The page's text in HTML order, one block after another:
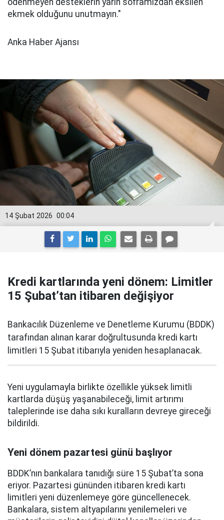
ödenmeyen desteklerin yarın soframızdan eksilen
ekmek olduğunu unutmayın."
Anka Haber Ajansı
00:04
14 Şubat 2026
Kredi kartlarında yeni dönem: Limitler
15 Şubat’tan itibaren değişiyor
Bankacılık Düzenleme ve Denetleme Kurumu (BDDK)
tarafından alınan karar doğrultusunda kredi kartı
limitleri 15 Şubat itibarıyla yeniden hesaplanacak.
Yeni uygulamayla birlikte özellikle yüksek limitli
kartlarda düşüş yaşanabileceği, limit artırımı
taleplerinde ise daha sıkı kuralların devreye gireceği
bildirildi.
Yeni dönem pazartesi günü başlıyor
BDDK’nın bankalara tanıdığı süre 15 Şubat’ta sona
eriyor. Pazartesi gününden itibaren kredi kartı
limitleri yeni düzenlemeye göre güncellenecek.
Bankalara, sistem altyapılarını yenilemeleri ve